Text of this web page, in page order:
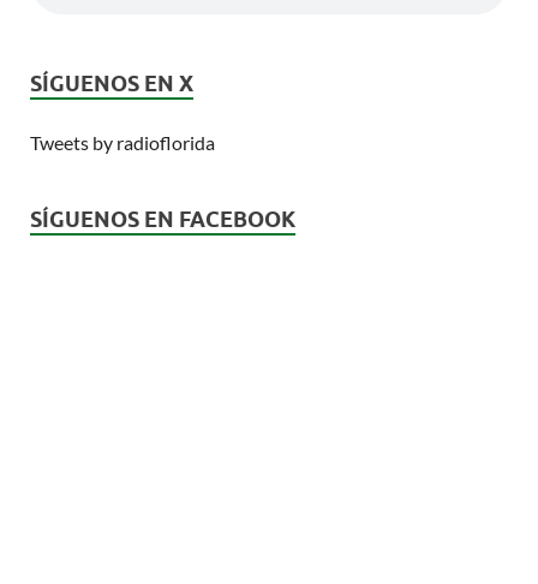
SÍGUENOS EN X
Tweets by radioflorida
SÍGUENOS EN FACEBOOK